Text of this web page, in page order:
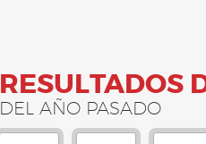
RESULTADOS
DEL AÑO PASADO